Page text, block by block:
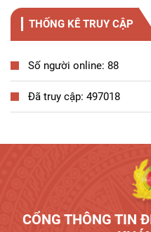
THỐNG KÊ TRUY CẬP
Số người online: 88
Đã truy cập: 497018
CỔNG THÔNG TIN